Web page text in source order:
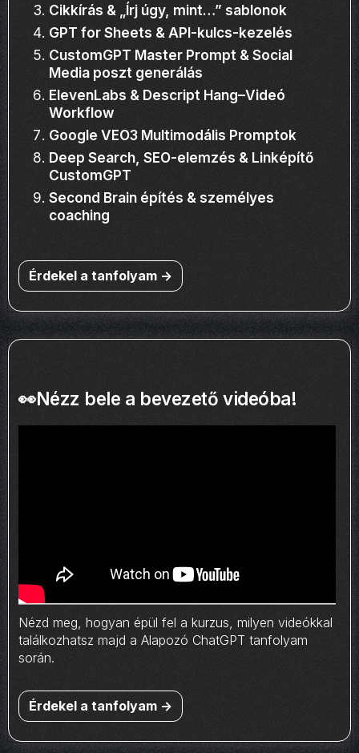
Cikkírás & „Írj úgy, mint…” sablonok
GPT for Sheets & API-kulcs-kezelés
CustomGPT Master Prompt & Social
Media poszt generálás
ElevenLabs & Descript Hang–Videó
Workflow
Google VEO3 Multimodális Promptok
Deep Search, SEO-elemzés & Linképítő
CustomGPT
Second Brain építés & személyes
coaching
Érdekel a tanfolyam ->
👀Nézz bele a bevezető videóba!
Nézd meg, hogyan épül fel a kurzus, milyen videókkal
találkozhatsz majd a Alapozó ChatGPT tanfolyam
során.
Érdekel a tanfolyam ->